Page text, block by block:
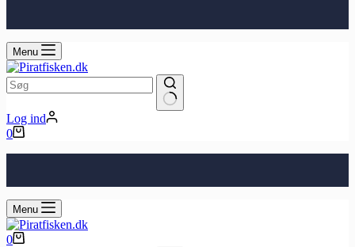
Menu
Ingen
resultater
Log ind
Indkøbskurv
0
Menu
Indkøbskurv
0